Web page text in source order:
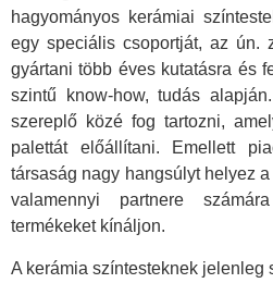
hagyományos kerámiai
egy speciális csoportját, az ún.
gyártani több éves kutatásra és
szintű know-how, tudás
szereplő közé fog tartozni,
palettát előállítani. Emellett
társaság nagy hangsúlyt helyez
valamennyi partnere
termékeket kínáljon.
A kerámia színtesteknek jelenleg